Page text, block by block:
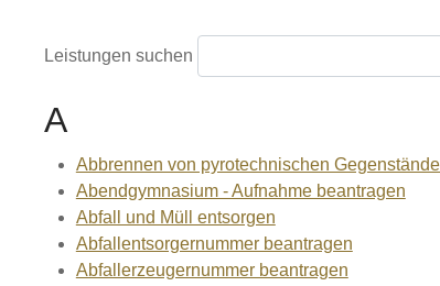
Leistungen suchen
A
Abbrennen von pyrotechnischen
Abendgymnasium - Aufnahme beantragen
Abfall und Müll entsorgen
Abfallentsorgernummer beantragen
Abfallerzeugernummer beantragen